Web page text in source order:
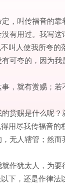
，叫传福音的靠
有用过。我写
叫人使我所夸的
可夸的，因为
，就有赏赐；
赏赐是什么呢
用尽我传福音的
无人辖管；然
作犹太人，为
下，还是作律法